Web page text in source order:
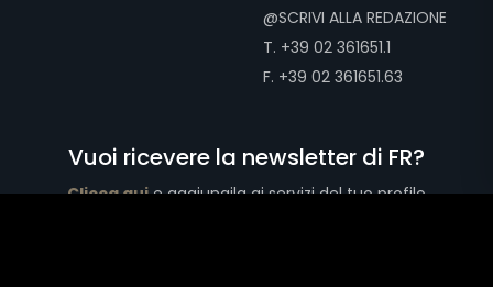
@SCRIVI ALLA REDAZIONE
T. +39 02 361651.1
F. +39 02 361651.63
Vuoi ricevere la newsletter di FR?
Clicca quie aggiungila ai servizi del tuo profilo